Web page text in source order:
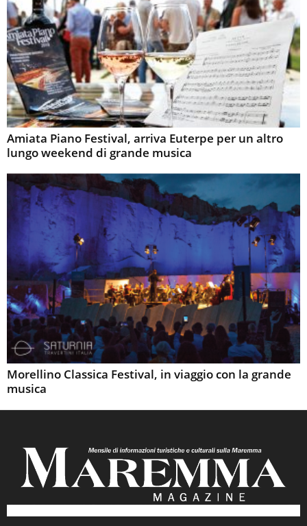
Amiata Piano Festival, arriva Euterpe per un altro
lungo weekend di grande musica
Morellino Classica Festival, in viaggio con la grande
musica